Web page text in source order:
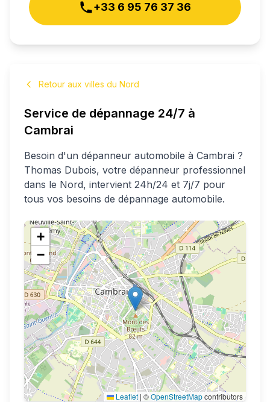
+33 6 95 76 37 36
Retour aux villes du Nord
Service de dépannage 24/7 à
Cambrai
Besoin d'un dépanneur automobile à Cambrai ?
Thomas Dubois, votre dépanneur professionnel
dans le Nord, intervient 24h/24 et 7j/7 pour
tous vos besoins de dépannage automobile.
+
−
Leaflet | ©OpenStreetMapcontributors